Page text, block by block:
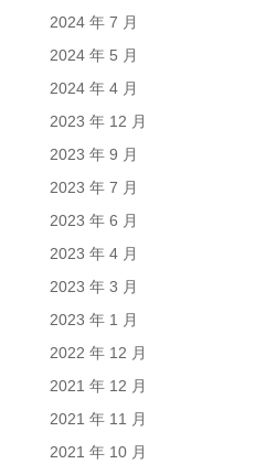
2024 年 7 月
2024 年 5 月
2024 年 4 月
2023 年 12 月
2023 年 9 月
2023 年 7 月
2023 年 6 月
2023 年 4 月
2023 年 3 月
2023 年 1 月
2022 年 12 月
2021 年 12 月
2021 年 11 月
2021 年 10 月